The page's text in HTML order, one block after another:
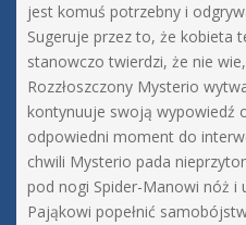
jest komuś potrzebny i
Sugeruje przez to, że kobieta
stanowczo twierdzi, że nie
Rozzłoszczony Mysterio
kontynuuje swoją wypowiedź
odpowiedni moment do
chwili Mysterio pada
pod nogi Spider-Manowi nóż i
Pająkowi popełnić